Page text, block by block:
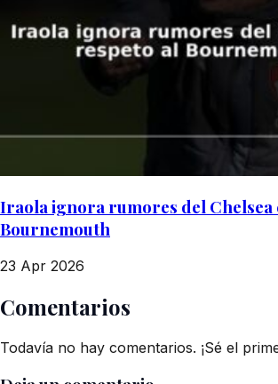
Iraola ignora rumores del Chelsea
Bournemouth
23 Apr 2026
Comentarios
Todavía no hay comentarios. ¡Sé el